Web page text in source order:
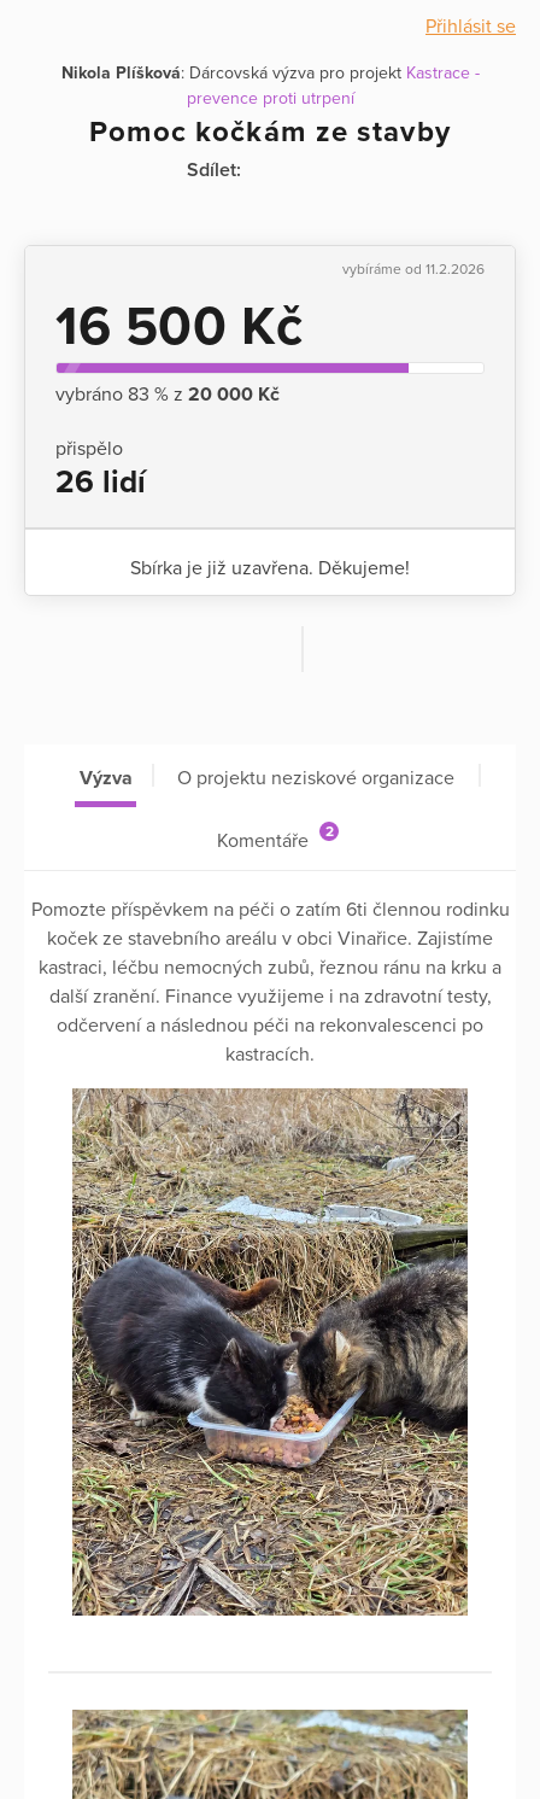
Přihlásit se
Nikola Plíšková: Dárcovská výzva pro projekt Kastrace -
prevence proti utrpení
Pomoc kočkám ze stavby
Sdílet:
vybíráme od 11.2.2026
16 500 Kč
vybráno 83 % z 20 000 Kč
přispělo
26 lidí
Sbírka je již uzavřena. Děkujeme!
Výzva O projektu neziskové organizace
Komentáře 2
Pomozte příspěvkem na péči o zatím 6ti člennou rodinku
koček ze stavebního areálu v obci Vinařice. Zajistíme
kastraci, léčbu nemocných zubů, řeznou ránu na krku a
další zranění. Finance využijeme i na zdravotní testy,
odčervení a následnou péči na rekonvalescenci po
kastracích.